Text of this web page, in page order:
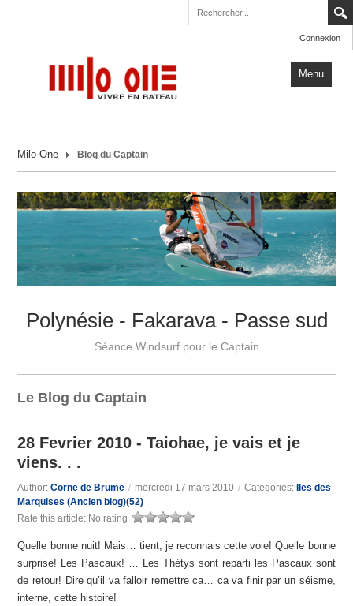
Connexion
Menu
Carnets de Voyage
Actualités
Plus
Milo One Blog du Captain
Polynésie - Fakarava - Passe sud
Séance Windsurf pour le Captain
Le Blog du Captain
28 Fevrier 2010 - Taiohae, je vais et je
viens. . .
Author:Corne de Brume / mercredi 17 mars 2010 / Categories:
Iles des
Marquises (Ancien blog)(52)
Rate this article: No rating
Quelle bonne nuit! Mais… tient, je reconnais cette voie! Quelle bonne
surprise! Les Pascaux! … Les Thétys sont reparti les Pascaux sont
de retour! Dire qu’il va falloir remettre ca… ca va finir par un séisme,
interne, cette histoire!